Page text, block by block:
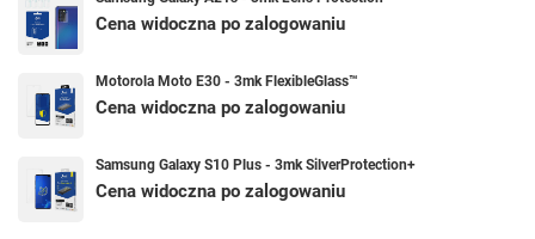
Cena widoczna po zalogowaniu
Motorola Moto E30 - 3mk FlexibleGlass™
Cena widoczna po zalogowaniu
Samsung Galaxy S10 Plus - 3mk SilverProtection+
Cena widoczna po zalogowaniu